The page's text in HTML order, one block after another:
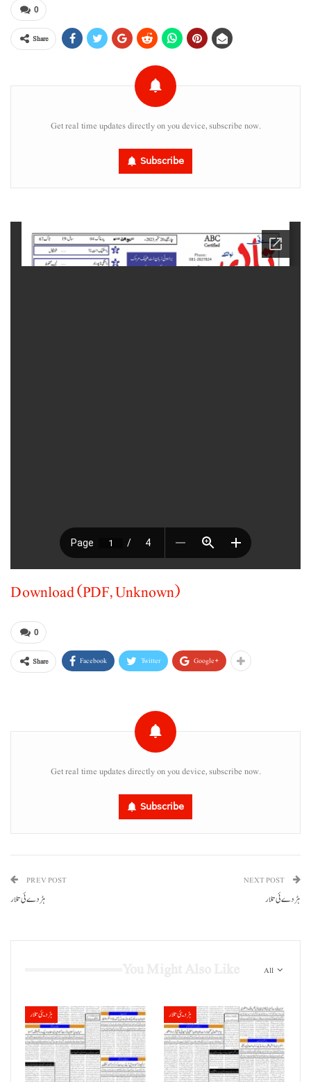
0
Share
Get real time updates directly on you device, subscribe now.
Subscribe
Download (PDF, Unknown)
0
Share Facebook Twitter Google+
Get real time updates directly on you device, subscribe now.
Subscribe
PREV POST
ہڑدے ئی تلار
NEXT POST
ہڑدے ئی تلار
All
ہڑدیئی تلار ہڑدیئی تلار